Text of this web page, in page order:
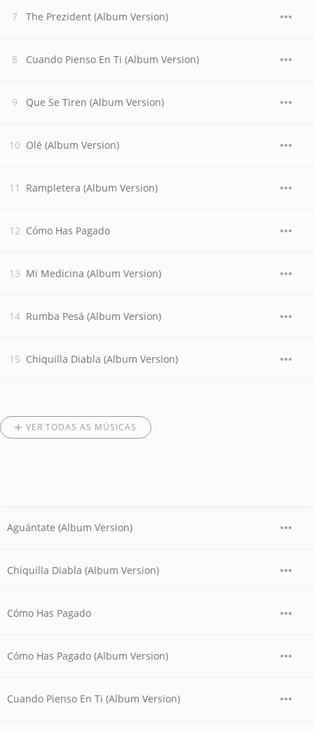
The Prezident (Album Version)
Cuando Pienso En Ti (Album Version)
Que Se Tiren (Album Version)
Olé (Album Version)
Rampletera (Album Version)
Cómo Has Pagado
Mi Medicina (Album Version)
Rumba Pesá (Album Version)
Chiquilla Diabla (Album Version)
VER TODAS AS MÚSICAS
Aguántate (Album Version)
Chiquilla Diabla (Album Version)
Cómo Has Pagado
Cómo Has Pagado (Album Version)
Cuando Pienso En Ti (Album Version)